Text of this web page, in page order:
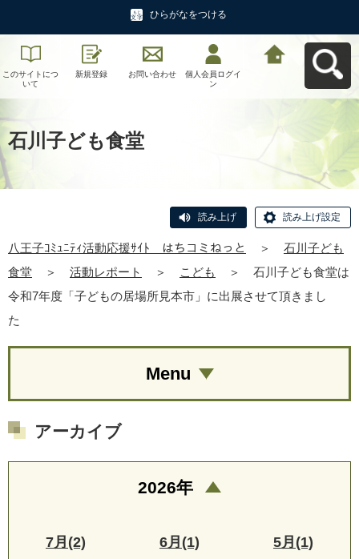
ひらがなをつける
このサイトにつ
いて
新規登録 お問い合わせ
個人会員ログイ
ン
石川子ども食堂
読み上げ 読み上げ設定
八王子ｺﾐｭﾆﾃｨ活動応援ｻｲﾄ はちコミねっと ＞
石川子ども
食堂
＞ 活動レポート ＞ こども ＞
石川子ども食堂は
令和7年度「子どもの居場所見本市」に出展させて頂きまし
た
Menu
アーカイブ
2026年
7月(2) 6月(1) 5月(1)